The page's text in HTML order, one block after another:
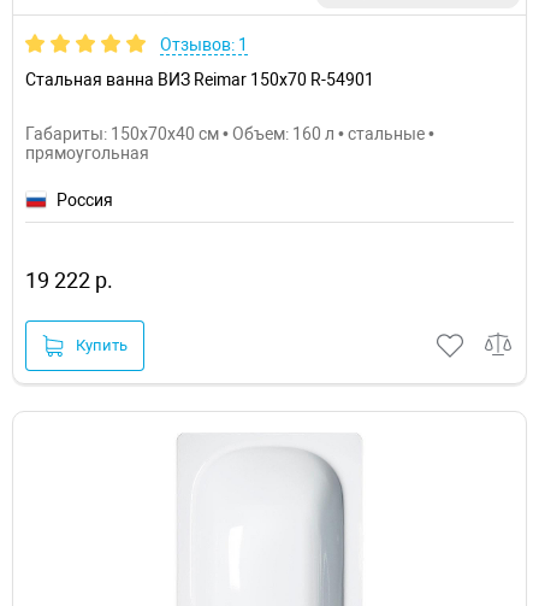
Отзывов: 1
Стальная ванна ВИЗ Reimar 150x70 R-54901
Габариты: 150x70x40 см • Объем: 160 л • стальные •
прямоугольная
Россия
19 222 р.
Купить